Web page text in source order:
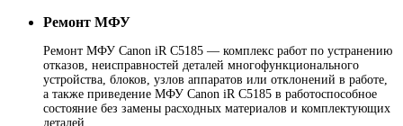
Ремонт МФУ
Ремонт МФУ Canon iR C5185 — комплекс работ по устранению
отказов, неисправностей деталей многофункционального
устройства, блоков, узлов аппаратов или отклонений в работе,
а также приведение МФУ Canon iR C5185 в работоспособное
состояние без замены расходных материалов и комплектующих
деталей.